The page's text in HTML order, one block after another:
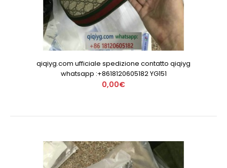
qiqiyg.com ufficiale spedizione contatto qiqiyg
whatsapp :+8618120605182 YG151
0,00€